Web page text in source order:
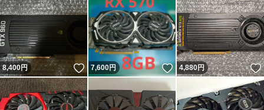
8,400円 いいね！
7,600円 いいね！
4,880円